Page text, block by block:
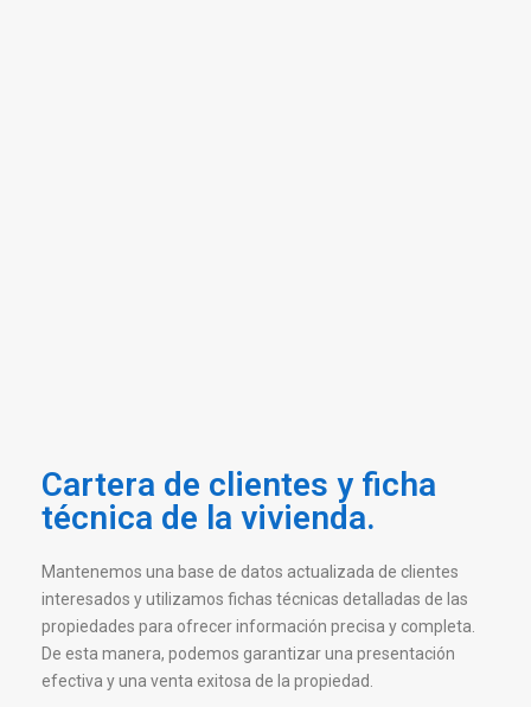
Cartera de clientes y ficha
técnica de la vivienda.
Mantenemos una base de datos actualizada de clientes
interesados y utilizamos fichas técnicas detalladas de las
propiedades para ofrecer información precisa y completa.
De esta manera, podemos garantizar una presentación
efectiva y una venta exitosa de la propiedad.